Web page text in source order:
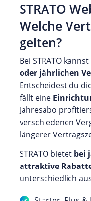
STRATO
Welche
gelten?
Bei STRATO
oder jährlichen
Entscheidest du
fällt eine
Jahresabo
verschiedenen
längerer
STRATO bietet bei
attraktive
unterschiedlich